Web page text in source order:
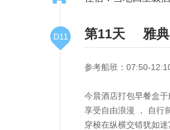
D11 第11天 雅典
参考船班：07:50-
今晨酒店打包早餐盒
享受自由浪漫 ， 自行
穿梭在纵横交错犹如